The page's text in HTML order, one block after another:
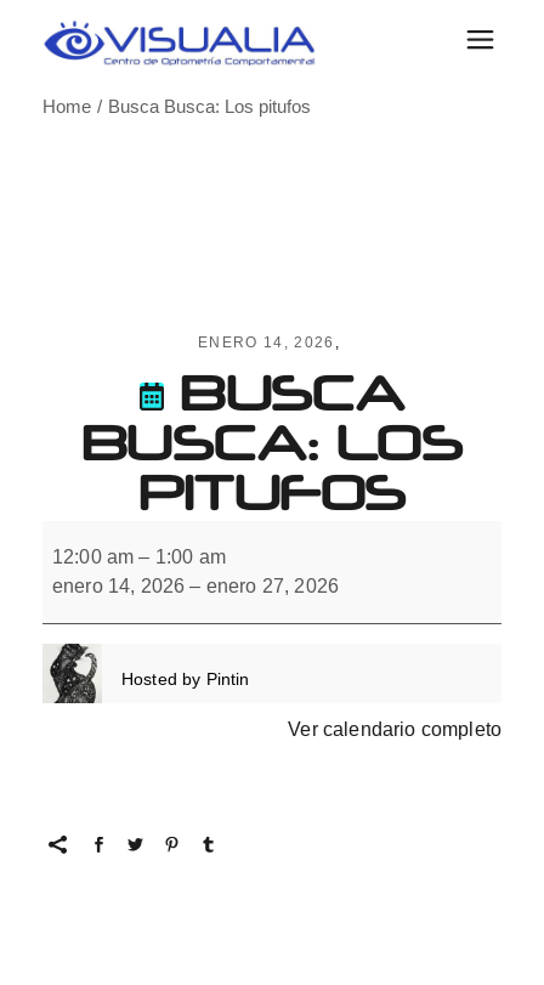
Home
Busca Busca: Los pitufos
ENERO 14, 2026
BUSCA
BUSCA: LOS
PITUFOS
Busca:
Los
pitufos
12:00 am – 1:00 am
enero 14, 2026 – enero 27, 2026
Hosted by Pintin
Ver calendario completo